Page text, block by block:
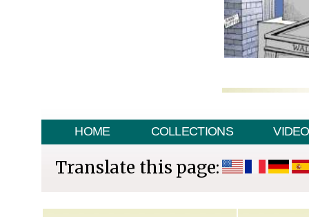
HOME COLLECTIONS VIDEO
Translate this page: